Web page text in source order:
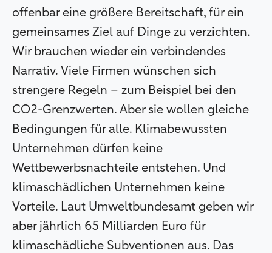
offenbar eine größere Bereitschaft, für ein
gemeinsames Ziel auf Dinge zu verzichten.
Wir brauchen wieder ein verbindendes
Narrativ. Viele Firmen wünschen sich
strengere Regeln – zum Beispiel bei den
CO2-Grenzwerten. Aber sie wollen gleiche
Bedingungen für alle. Klimabewussten
Unternehmen dürfen keine
Wettbewerbsnachteile entstehen. Und
klimaschädlichen Unternehmen keine
Vorteile. Laut Umweltbundesamt geben wir
aber jährlich 65 Milliarden Euro für
klimaschädliche Subventionen aus. Das